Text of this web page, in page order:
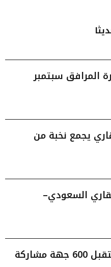
المرافق سبتمبر
يجمع نخبة من
السعودي–